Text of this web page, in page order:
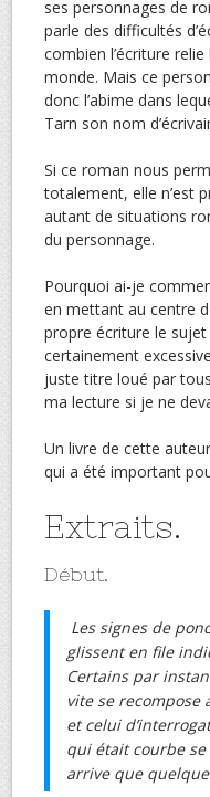
ses personnages de
parle des difficultés
combien l’écriture
monde. Mais ce
donc l’abime dans
Tarn son nom
Si ce roman nous
totalement, elle n’est
autant de situations
du personnage.
Pourquoi ai-je
en mettant au centre
propre écriture le sujet
certainement
juste titre loué par
ma lecture si je ne
Un livre de cette
qui a été important
Extraits.
Début.
Les signes de
glissent en file
Certains par
vite se
et celui
qui était courbe
arrive que